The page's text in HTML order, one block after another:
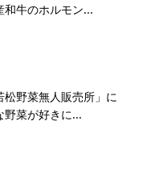
牛のホルモン...
野菜無人販売所」に
菜が好きに...